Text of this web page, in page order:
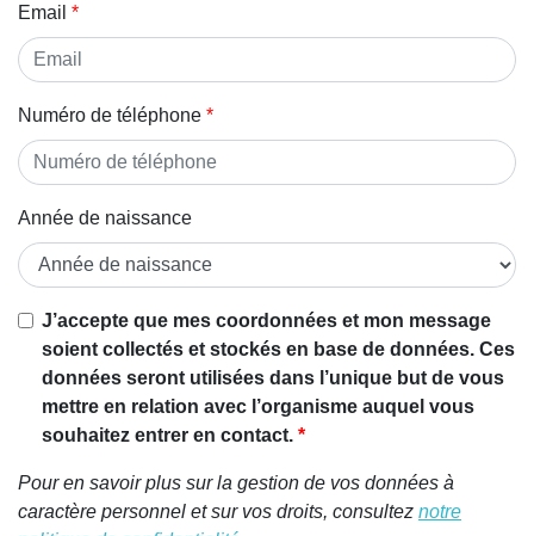
Email
Numéro de téléphone
Année de naissance
J’accepte que mes coordonnées et mon message
soient collectés et stockés en base de données. Ces
données seront utilisées dans l’unique but de vous
mettre en relation avec l’organisme auquel vous
souhaitez entrer en contact.
Pour en savoir plus sur la gestion de vos données à
caractère personnel et sur vos droits, consultez notre